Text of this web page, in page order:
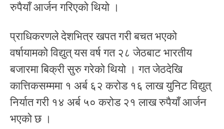
रुपैयाँ आर्जन गरिएको थियो ।
प्राधिकरणले देशभित्र खपत गरी बचत भएको
वर्षायामको विद्युत् यस वर्ष गत २८ जेठबाट भारतीय
बजारमा बिक्री सुरु गरेको थियो । गत जेठदेखि
कात्तिकसम्ममा १ अर्ब ६२ करोड १६ लाख युनिट विद्युत्
निर्यात गरी १४ अर्ब ५० करोड २१ लाख रुपैयाँ आर्जन
भएको छ ।